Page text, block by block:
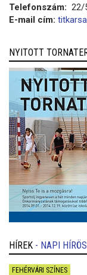
Telefonszám: 22/
E-mail cím:
NYITOTT
HÍREK - NAPI
FEHÉRVÁRI SZÍNES